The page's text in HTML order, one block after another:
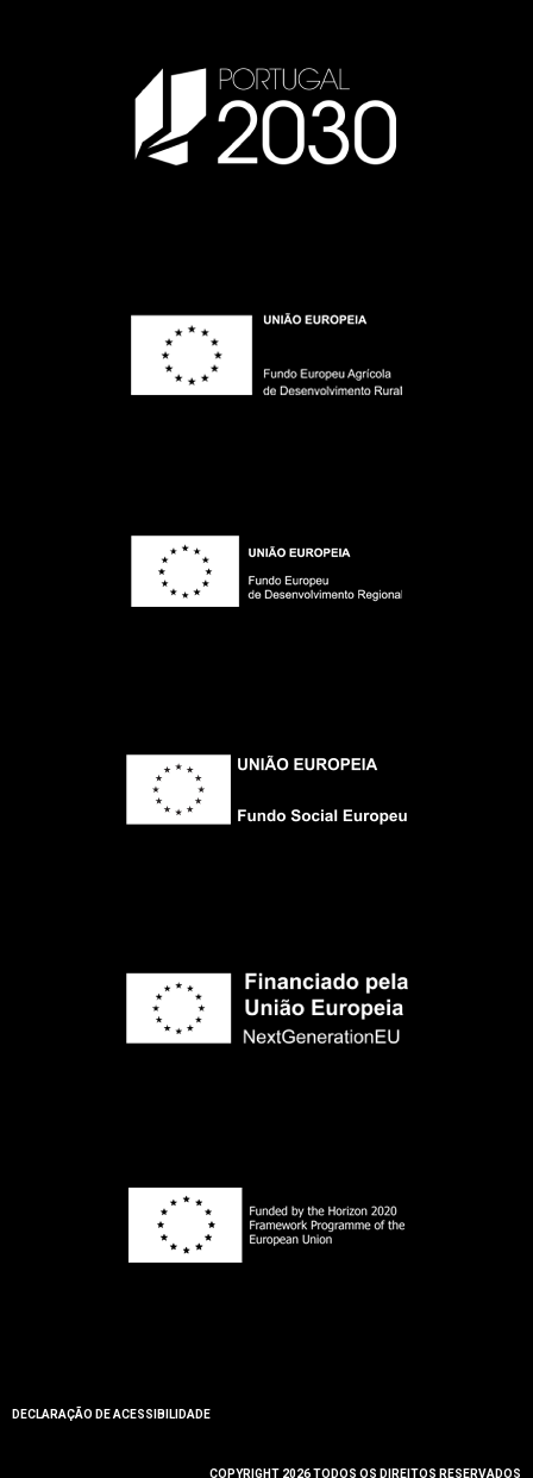
DECLARAÇÃO DE ACESSIBILIDADE
COPYRIGHT 2026 TODOS OS DIREITOS RESERVADOS